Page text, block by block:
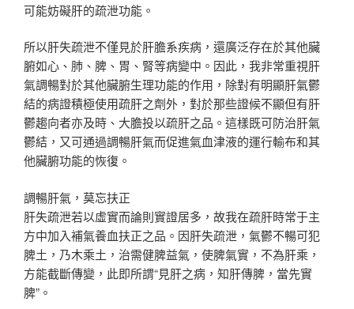
可能妨礙肝的疏泄功能。
所以肝失疏泄不僅見於肝膽系疾病，還廣泛存在於其他臟
腑如心、肺、脾、胃、腎等病變中。因此，我非常重視肝
氣調暢對於其他臟腑生理功能的作用，除對有明顯肝氣鬱
結的病證積極使用疏肝之劑外，對於那些證候不顯但有肝
鬱趨向者亦及時、大膽投以疏肝之品。這樣既可防治肝氣
鬱結，又可通過調暢肝氣而促進氣血津液的運行輸布和其
他臟腑功能的恢復。
調暢肝氣，莫忘扶正
肝失疏泄若以虛實而論則實證居多，故我在疏肝時常于主
方中加入補氣養血扶正之品。因肝失疏泄，氣鬱不暢可犯
脾土，乃木乘土，治需健脾益氣，使脾氣實，不為肝乘，
方能截斷傳變，此即所謂“見肝之病，知肝傳脾，當先實
脾”。